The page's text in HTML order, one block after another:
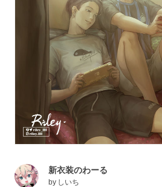
新衣装のわーる
by しいち